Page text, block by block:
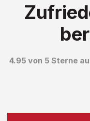
4.95 von 5 Sterne